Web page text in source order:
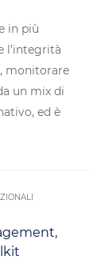
in più
l’integrità
monitorare
un mix di
ed è
brand
gestione
in modo che